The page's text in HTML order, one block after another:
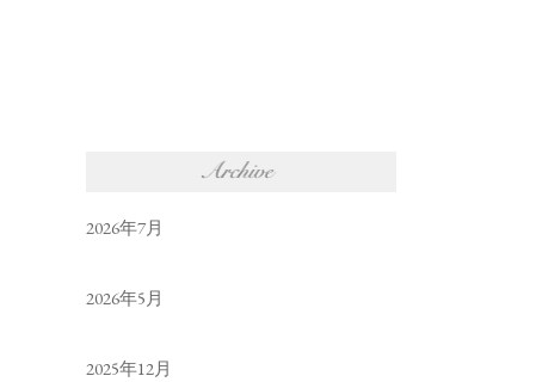
2026年7月
2026年5月
2025年12月